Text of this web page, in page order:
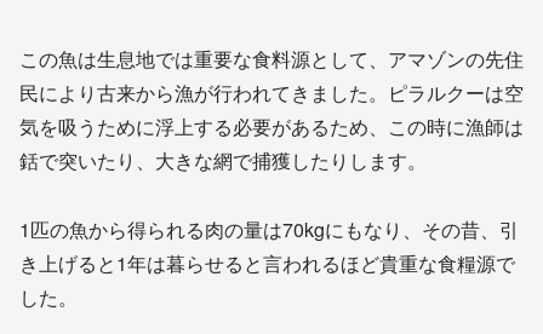
この魚は生息地では重要な食料源として、アマゾンの先住
民により古来から漁が行われてきました。ピラルクーは空
気を吸うために浮上する必要があるため、この時に漁師は
銛で突いたり、大きな網で捕獲したりします。
1匹の魚から得られる肉の量は70kgにもなり、その昔、引
き上げると1年は暮らせると言われるほど貴重な食糧源で
した。